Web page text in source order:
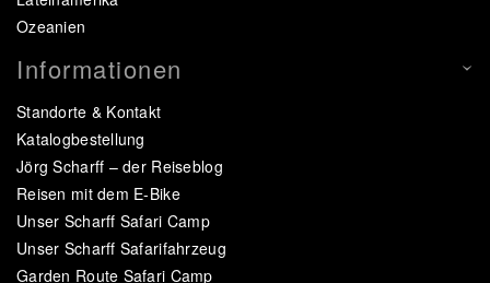
Ozeanien
Informationen
Standorte & Kontakt
Katalogbestellung
Jörg Scharff – der Reiseblog
Reisen mit dem E-Bike
Unser Scharff Safari Camp
Unser Scharff Safarifahrzeug
Garden Route Safari Camp